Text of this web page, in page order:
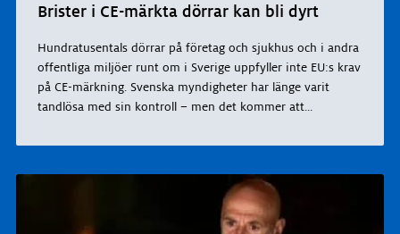
Brister i CE-märkta dörrar kan bli dyrt
Hundratusentals dörrar på företag och sjukhus och i andra
offentliga miljöer runt om i Sverige uppfyller inte EU:s krav
på CE-märkning. Svenska myndigheter har länge varit
tandlösa med sin kontroll – men det kommer att...